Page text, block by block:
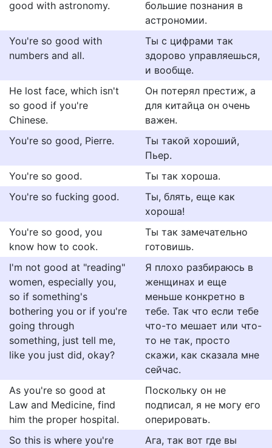
good with astronomy.
большие познания в
астрономии.
You're so good with
numbers and all.
Ты с цифрами так
здорово управляешься,
и вообще.
He lost face, which isn't
so good if you're
Chinese.
Он потерял престиж, а
для китайца он очень
важен.
You're so good, Pierre.
Ты такой хороший,
Пьер.
You're so good.
Ты так хороша.
You're so fucking good.
Ты, блять, еще как
хороша!
You're so good, you
know how to cook.
Ты так замечательно
готовишь.
I'm not good at "reading"
women, especially you,
so if something's
bothering you or if you're
going through
something, just tell me,
like you just did, okay?
Я плохо разбираюсь в
женщинах и еще
меньше конкретно в
тебе. Так что если тебе
что-то мешает или что-
то не так, просто
скажи, как сказала мне
сейчас.
As you're so good at
Law and Medicine, find
him the proper hospital.
Поскольку он не
подписал, я не могу его
оперировать.
So this is where you're
Ага, так вот где вы